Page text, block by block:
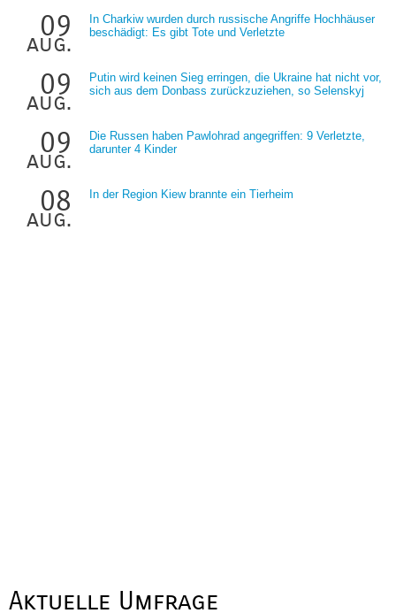
09
aug.
In Charkiw wurden durch russische Angriffe Hochhäuser
beschädigt: Es gibt Tote und Verletzte
09
aug.
Putin wird keinen Sieg erringen, die Ukraine hat nicht vor,
sich aus dem Donbass zurückzuziehen, so Selenskyj
09
aug.
Die Russen haben Pawlohrad angegriffen: 9 Verletzte,
darunter 4 Kinder
08
aug.
In der Region Kiew brannte ein Tierheim
Aktuelle Umfrage